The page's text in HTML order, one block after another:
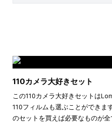
110カメラ大好きセット
この110カメラ大好きセットは
110フィルムも選ぶことができま
のセットを買えば必要なものが全